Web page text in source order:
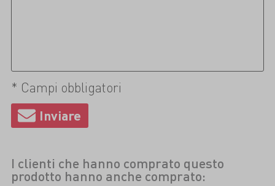
* Campi obbligatori
I clienti che hanno comprato questo
prodotto hanno anche comprato: